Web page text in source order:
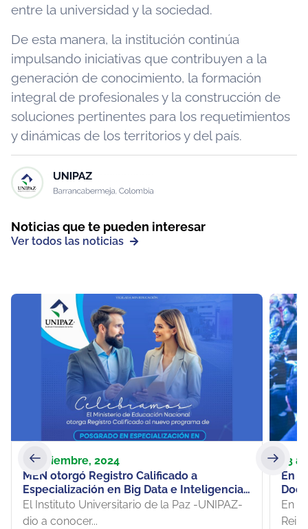
entre la universidad y la sociedad.
De esta manera, la institución continúa
impulsando iniciativas que contribuyen a la
generación de conocimiento, la formación
integral de profesionales y la construcción de
soluciones pertinentes para los requetimientos
y dinámicas de los territorios y del país.
Noticias que te pueden interesar
Ver todos las noticias
1 noviembre, 2024
MEN otorgó Registro Calificado a
Especialización en Big Data e Inteligencia
de Negocios
El Instituto Universitario de la Paz -UNIPAZ-
dio a conocer...
13
En
En